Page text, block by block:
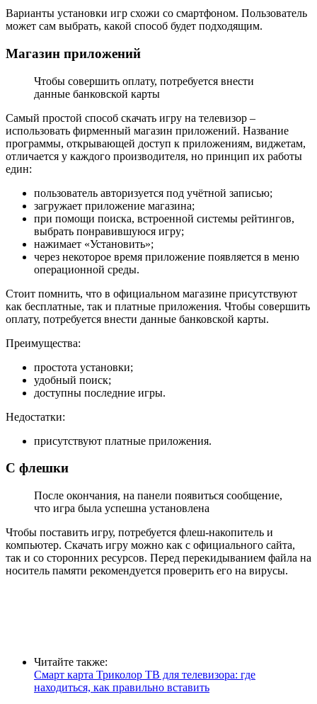
Варианты установки игр схожи со смартфоном. Пользователь
может сам выбрать, какой способ будет подходящим.
Магазин приложений
Чтобы совершить оплату, потребуется внести
данные банковской карты
Самый простой способ скачать игру на телевизор –
использовать фирменный магазин приложений. Название
программы, открывающей доступ к приложениям, виджетам,
отличается у каждого производителя, но принцип их работы
един:
пользователь авторизуется под учётной записью;
загружает приложение магазина;
при помощи поиска, встроенной системы рейтингов,
выбрать понравившуюся игру;
нажимает «Установить»;
через некоторое время приложение появляется в меню
операционной среды.
Стоит помнить, что в официальном магазине присутствуют
как бесплатные, так и платные приложения. Чтобы совершить
оплату, потребуется внести данные банковской карты.
Преимущества:
простота установки;
удобный поиск;
доступны последние игры.
Недостатки:
присутствуют платные приложения.
С флешки
После окончания, на панели появиться сообщение,
что игра была успешна установлена
Чтобы поставить игру, потребуется флеш-накопитель и
компьютер. Скачать игру можно как с официального сайта,
так и со сторонних ресурсов. Перед перекидыванием файла на
носитель памяти рекомендуется проверить его на вирусы.
Читайте также:
Смарт карта Триколор ТВ для телевизора: где
находиться, как правильно вставить